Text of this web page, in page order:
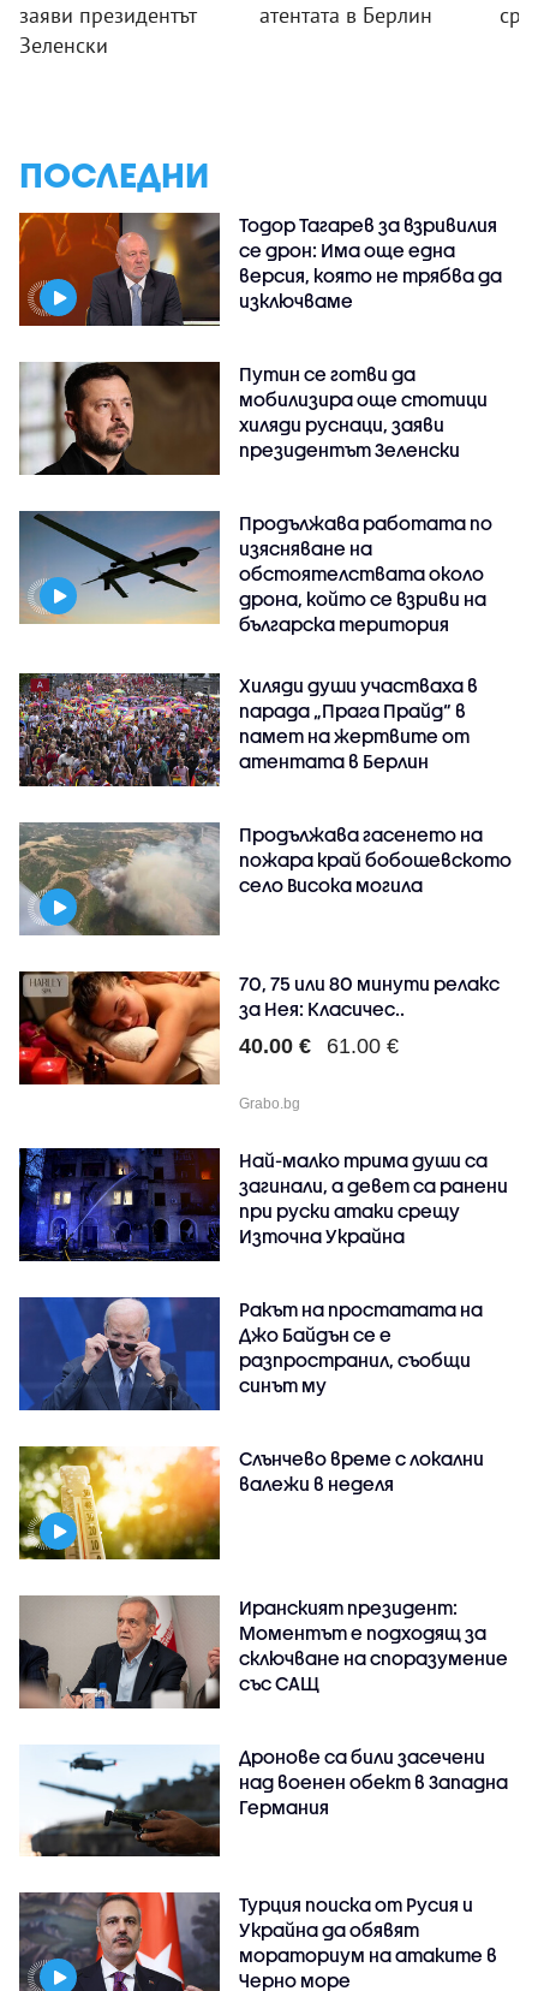
заяви президентът
Зеленски
атентата в Берлин
ПОСЛЕДНИ
Тодор Тагарев за взривилия
се дрон: Има още една
версия, която не трябва да
изключваме
Путин се готви да
мобилизира още стотици
хиляди руснаци, заяви
президентът Зеленски
Продължава работата по
изясняване на
обстоятелствата около
дрона, който се взриви на
българска територия
Хиляди души участваха в
парада „Прага Прайд“ в
памет на жертвите от
атентата в Берлин
Продължава гасенето на
пожара край бобошевското
село Висока могила
70, 75 или 80 минути релакс
за Нея: Класичес..
40.00 € 61.00 €
Grabo.bg
Най-малко трима души са
загинали, а девет са ранени
при руски атаки срещу
Източна Украйна
Ракът на простатата на
Джо Байдън се е
разпространил, съобщи
синът му
Слънчево време с локални
валежи в неделя
Иранският президент:
Моментът е подходящ за
сключване на споразумение
със САЩ
Дронове са били засечени
над военен обект в Западна
Германия
Турция поиска от Русия и
Украйна да обявят
мораториум на атаките в
Черно море